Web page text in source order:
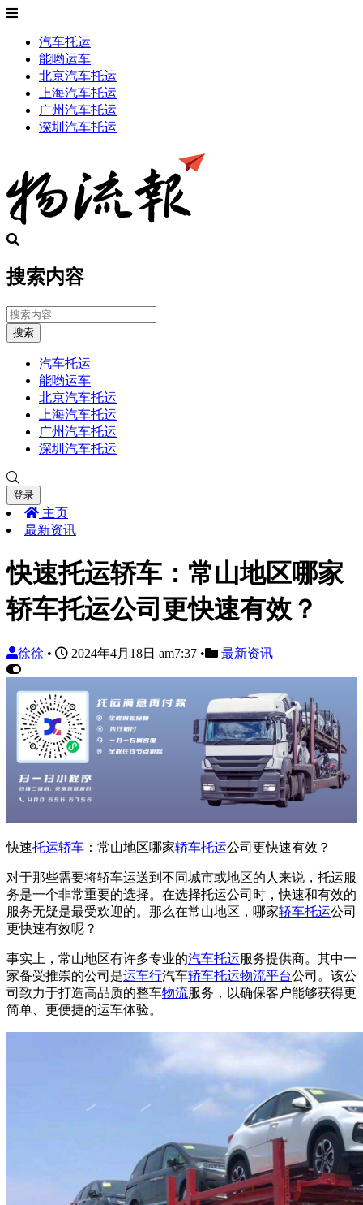
汽车托运
能哟运车
北京汽车托运
上海汽车托运
广州汽车托运
深圳汽车托运
搜索内容
搜索
汽车托运
能哟运车
北京汽车托运
上海汽车托运
广州汽车托运
深圳汽车托运
登录
主页
最新资讯
快速托运轿车：常山地区哪家
轿车托运公司更快速有效？
徐徐 • 2024年4月18日 am7:37 • 最新资讯
快速托运轿车 ：常山地区哪家轿车托运公司更快速有效？
对于那些需要将轿车运送到不同城市或地区的人来说，托运服
务是一个非常重要的选择。在选择托运公司时，快速和有效的
服务无疑是最受欢迎的。那么在常山地区，哪家轿车托运公司
更快速有效呢？
事实上，常山地区有许多专业的汽车托运服务提供商。其中一
家备受推崇的公司是运车行汽车轿车托运物流平台公司。该公
司致力于打造高品质的整车物流服务，以确保客户能够获得更
简单、更便捷的运车体验。